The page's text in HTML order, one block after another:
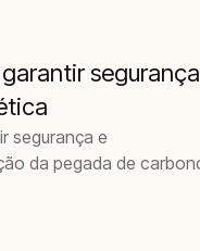
segurança
segurança e
da pegada de